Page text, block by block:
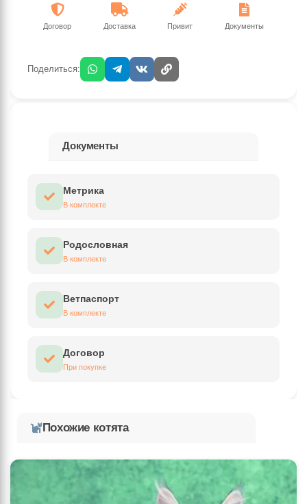
Договор Доставка Привит Документы
Поделиться:
Документы
Метрика
В комплекте
Родословная
В комплекте
Ветпаспорт
В комплекте
Договор
При покупке
Похожие котята